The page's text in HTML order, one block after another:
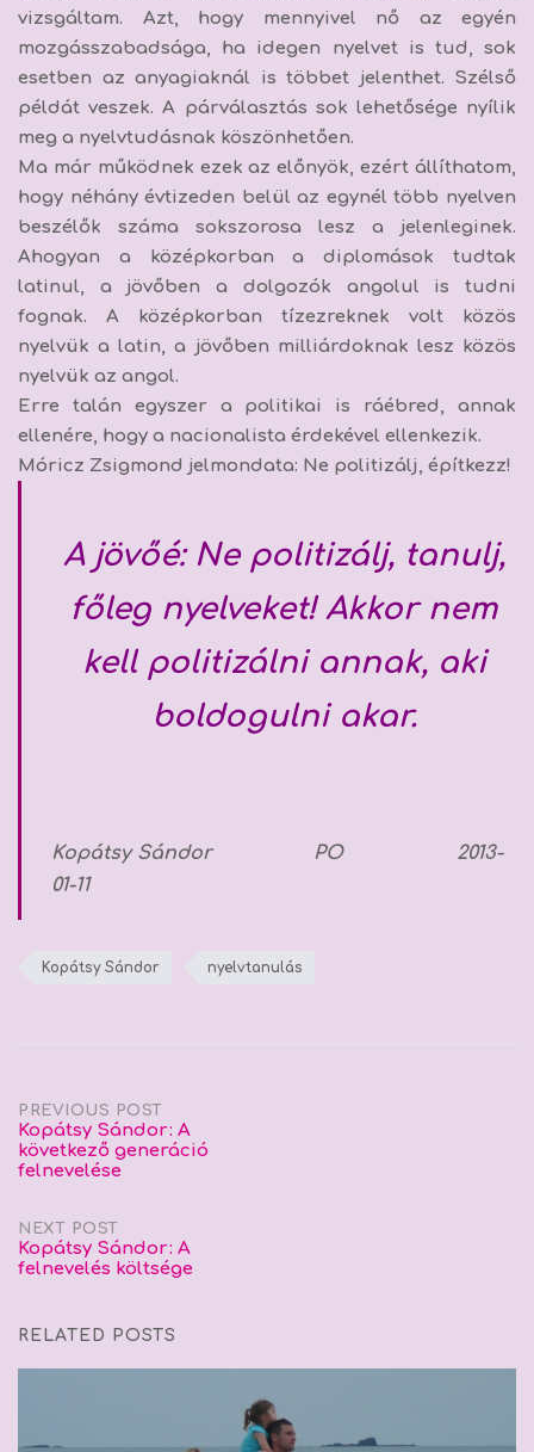
vizsgáltam. Azt, hogy mennyivel nő az egyén
mozgásszabadsága, ha idegen nyelvet is tud, sok
esetben az anyagiaknál is többet jelenthet. Szélső
példát veszek. A párválasztás sok lehetősége nyílik
meg a nyelvtudásnak köszönhetően.
Ma már működnek ezek az előnyök, ezért állíthatom,
hogy néhány évtizeden belül az egynél több nyelven
beszélők száma sokszorosa lesz a jelenleginek.
Ahogyan a középkorban a diplomások tudtak
latinul, a jövőben a dolgozók angolul is tudni
fognak. A középkorban tízezreknek volt közös
nyelvük a latin, a jövőben milliárdoknak lesz közös
nyelvük az angol.
Erre talán egyszer a politikai is ráébred, annak
ellenére, hogy a nacionalista érdekével ellenkezik.
Móricz Zsigmond jelmondata: Ne politizálj, építkezz!
A jövőé: Ne politizálj, tanulj,
főleg nyelveket! Akkor nem
kell politizálni annak, aki
boldogulni akar.
Kopátsy Sándor PO 2013-
01-11
Kopátsy Sándor nyelvtanulás
Post
navigation
PREVIOUS POST
Kopátsy Sándor: A
következő generáció
felnevelése
NEXT POST
Kopátsy Sándor: A
felnevelés költsége
RELATED POSTS